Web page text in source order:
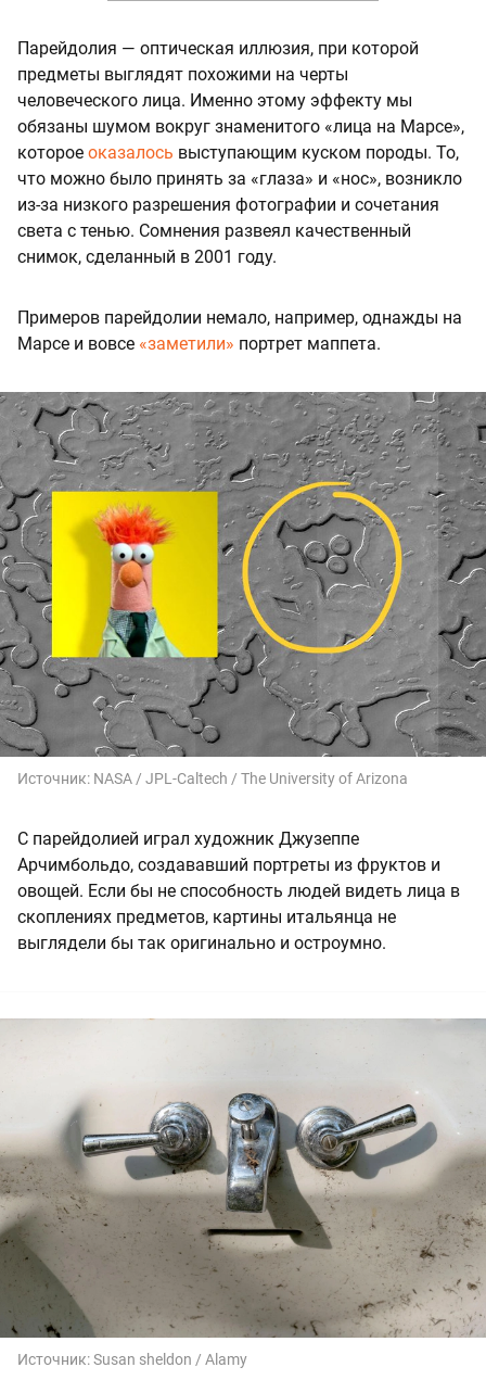
Парейдолия — оптическая иллюзия, при которой
предметы выглядят похожими на черты
человеческого лица. Именно этому эффекту мы
обязаны шумом вокруг знаменитого «лица на Марсе»,
которое оказалось выступающим куском породы. То,
что можно было принять за «глаза» и «нос», возникло
из-за низкого разрешения фотографии и сочетания
света с тенью. Сомнения развеял качественный
снимок, сделанный в 2001 году.
Примеров парейдолии немало, например, однажды на
Марсе и вовсе «заметили» портрет маппета.
Источник: NASA / JPL-Caltech / The University of Arizona
С парейдолией играл художник Джузеппе
Арчимбольдо, создававший портреты из фруктов и
овощей. Если бы не способность людей видеть лица в
скоплениях предметов, картины итальянца не
выглядели бы так оригинально и остроумно.
Источник:Susan sheldon / Alamy